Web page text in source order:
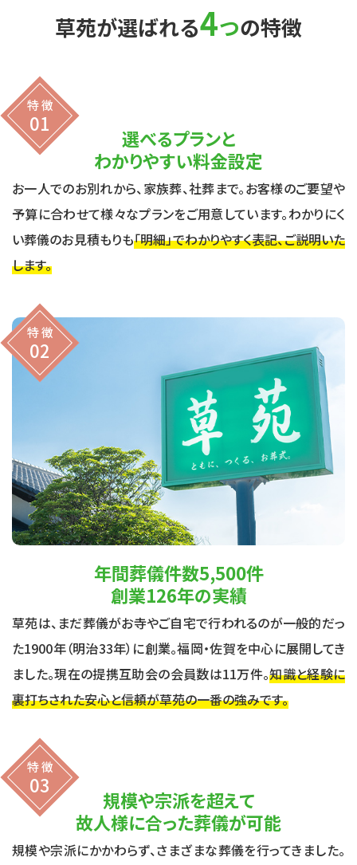
草苑が選ばれる4つの特徴
特 徴
01
選べるプランと
わかりやすい料金設定
お一人でのお別れから、家族葬、社葬まで。お客様のご要望や
予算に合わせて様々なプランをご用意しています。わかりにく
い葬儀のお見積もりも「明細」でわかりやすく表記、ご説明いた
します。
特 徴
02
年間葬儀件数5,500件
創業126年の実績
草苑は、まだ葬儀がお寺やご自宅で行われるのが一般的だっ
た1900年（明治33年）に創業。福岡・佐賀を中心に展開してき
ました。現在の提携互助会の会員数は11万件。知識と経験に
裏打ちされた安心と信頼が草苑の一番の強みです。
特 徴
03
規模や宗派を超えて
故人様に合った葬儀が可能
規模や宗派にかかわらず、さまざまな葬儀を行ってきました。